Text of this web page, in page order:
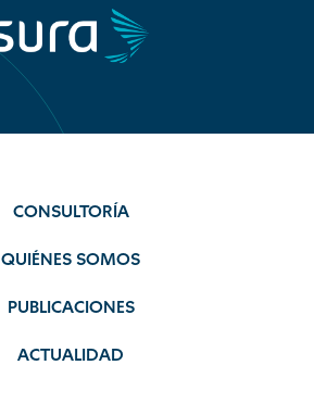
CONSULTORÍA
QUIÉNES SOMOS
PUBLICACIONES
ACTUALIDAD